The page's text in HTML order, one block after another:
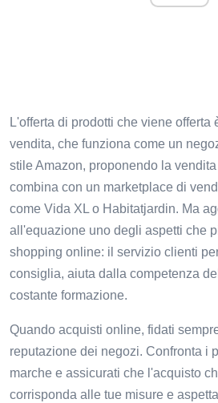
L'offerta di prodotti che viene offerta
vendita, che funziona come un
stile Amazon, proponendo la
combina con un marketplace di
come Vida XL o Habitatjardin. Ma
all'equazione uno degli aspetti che
shopping online: il servizio clienti
consiglia, aiuta dalla competenza
costante formazione.
Quando acquisti online, fidati
reputazione dei negozi. Confronta i
marche e assicurati che l'acquisto
corrisponda alle tue misure e